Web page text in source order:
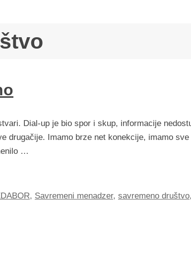
Dial-up je bio spor i skup, informacije
drugačije. Imamo brze net konekcije, imamo sve
…
, Savremeni menadzer, savremeno društvo,